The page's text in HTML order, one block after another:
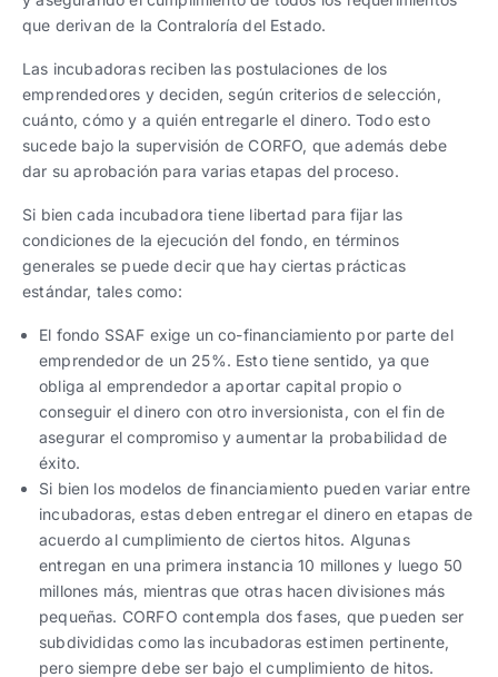
que derivan de la Contraloría del Estado.
Las incubadoras reciben las postulaciones de los
emprendedores y deciden, según criterios de selección,
cuánto, cómo y a quién entregarle el dinero. Todo esto
sucede bajo la supervisión de CORFO, que además debe
dar su aprobación para varias etapas del proceso.
Si bien cada incubadora tiene libertad para fijar las
condiciones de la ejecución del fondo, en términos
generales se puede decir que hay ciertas prácticas
estándar, tales como:
El fondo SSAF exige un co-financiamiento por parte del
emprendedor de un 25%. Esto tiene sentido, ya que
obliga al emprendedor a aportar capital propio o
conseguir el dinero con otro inversionista, con el fin de
asegurar el compromiso y aumentar la probabilidad de
éxito.
Si bien los modelos de financiamiento pueden variar entre
incubadoras, estas deben entregar el dinero en etapas de
acuerdo al cumplimiento de ciertos hitos. Algunas
entregan en una primera instancia 10 millones y luego 50
millones más, mientras que otras hacen divisiones más
pequeñas. CORFO contempla dos fases, que pueden ser
subdivididas como las incubadoras estimen pertinente,
pero siempre debe ser bajo el cumplimiento de hitos.